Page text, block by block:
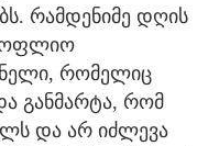
რამდენიმე დღის
რომელიც
განმარტა, რომ
და არ იძლევა